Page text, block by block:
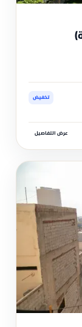
تخفيض
عرض التفاصيل